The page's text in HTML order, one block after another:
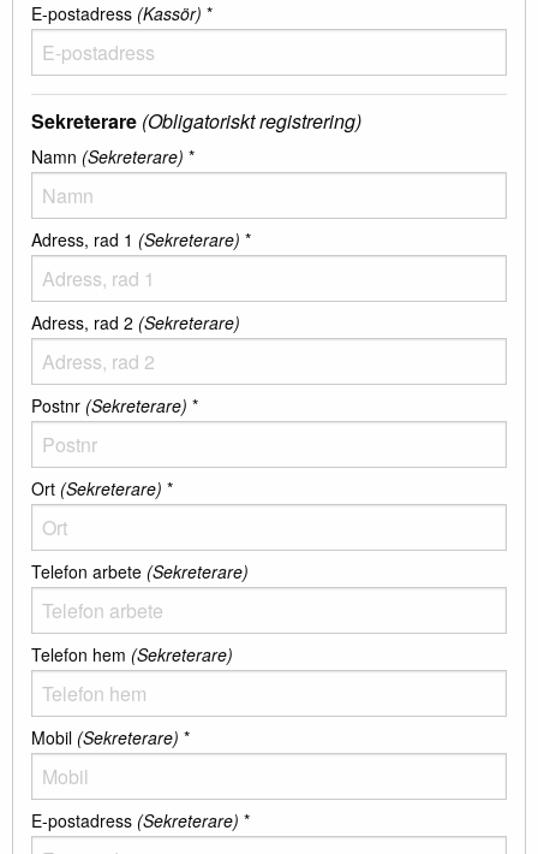
E-postadress (Kassör) *
Sekreterare (Obligatoriskt registrering)
Namn (Sekreterare) *
Adress, rad 1 (Sekreterare) *
Adress, rad 2 (Sekreterare)
Postnr (Sekreterare) *
Ort (Sekreterare) *
Telefon arbete (Sekreterare)
Telefon hem (Sekreterare)
Mobil (Sekreterare) *
E-postadress (Sekreterare) *